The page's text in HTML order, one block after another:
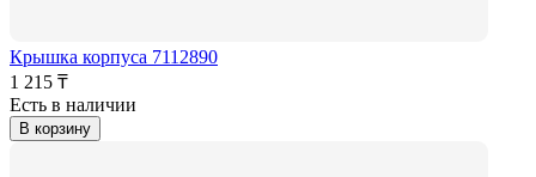
Крышка корпуса 7112890
1 215 ₸
Есть в наличии
В корзину